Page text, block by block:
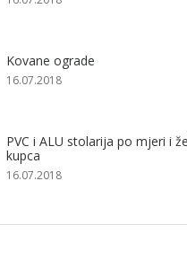
Kovane ograde
16.07.2018
PVC i ALU stolarija po mjeri i
kupca
16.07.2018